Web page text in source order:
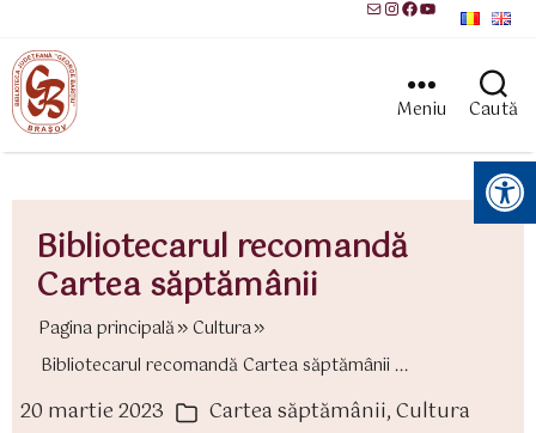
MailInstagram
Facebook
YouTube
Meniu Caută
Instrumente pentru accesibilitate
Bibliotecarul recomandă
Cartea săptămânii
Pagina principală
Cultura
Bibliotecarul recomandă Cartea săptămânii ...
20 martie 2023 Categorii
Cartea săptămânii,Cultura